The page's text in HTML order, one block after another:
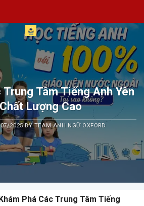
Trung Tâm Tiếng Anh Yên
Lượng Cao
2025BYTEAM ANH NGỮ OXFORD
Phá Các Trung Tâm Tiếng